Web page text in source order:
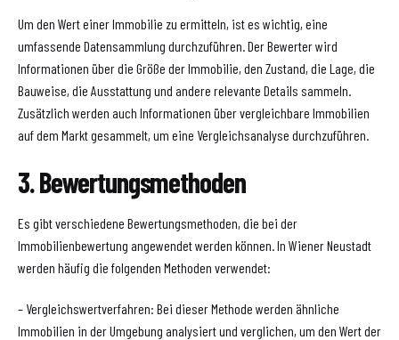
Um den Wert einer Immobilie zu ermitteln, ist es wichtig, eine
umfassende Datensammlung durchzuführen. Der Bewerter wird
Informationen über die Größe der Immobilie, den Zustand, die Lage, die
Bauweise, die Ausstattung und andere relevante Details sammeln.
Zusätzlich werden auch Informationen über vergleichbare Immobilien
auf dem Markt gesammelt, um eine Vergleichsanalyse durchzuführen.
3. Bewertungsmethoden
Es gibt verschiedene Bewertungsmethoden, die bei der
Immobilienbewertung angewendet werden können. In Wiener Neustadt
werden häufig die folgenden Methoden verwendet:
– Vergleichswertverfahren: Bei dieser Methode werden ähnliche
Immobilien in der Umgebung analysiert und verglichen, um den Wert der